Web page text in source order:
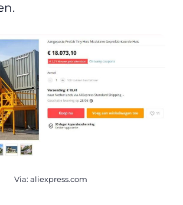
Via: aliexpress.com